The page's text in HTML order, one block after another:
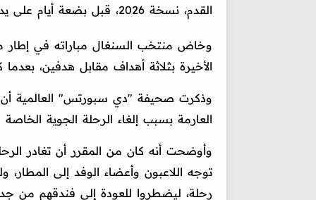
القدم، نسخة 2026، قبل بضعة أيام على يد منتخب بلجيكا.
وخاض منتخب السنغال مباراته في إطار
الأخيرة بثلاثة أهداف مقابل هدفين،
وذكرت صحيفة "دي سبورتس" العالمية
العارمة بسبب إلغاء الرحلة الجوية
وأوضحت أنه كان من المقرر أن تغادر
توجه اللاعبون وأعضاء الوفد إلى
رحلة، ليضطروا للعودة إلى فندقهم من